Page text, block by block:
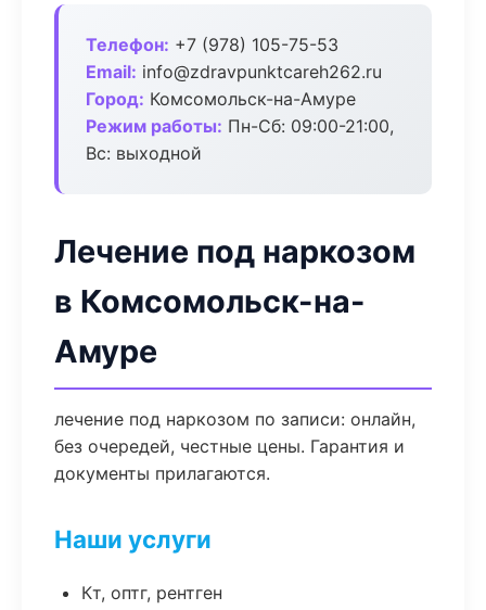
Телефон: +7 (978) 105-75-53
Email: info@zdravpunktcareh262.ru
Город: Комсомольск-на-Амуре
Режим работы: Пн-Сб: 09:00-21:00,
Вс: выходной
Лечение под наркозом
в Комсомольск-на-
Амуре
лечение под наркозом по записи: онлайн,
без очередей, честные цены. Гарантия и
документы прилагаются.
Наши услуги
Кт, оптг, рентген